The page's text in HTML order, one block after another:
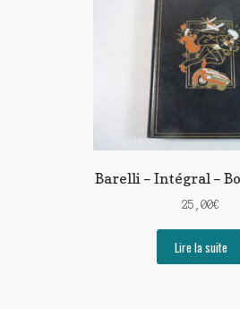
Barelli – Intégral –
25,00€
Lire la suite